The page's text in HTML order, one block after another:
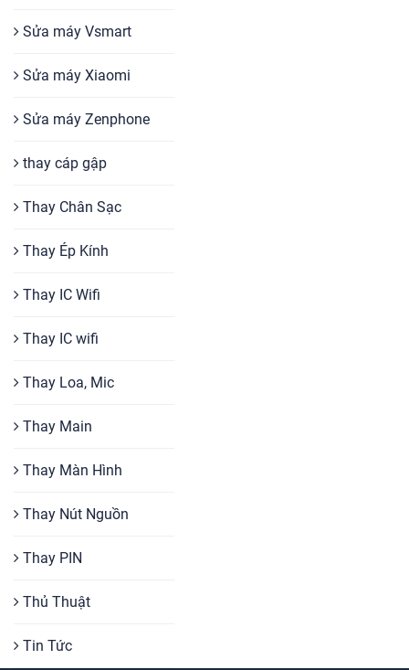
Sửa máy Vsmart
Sửa máy Xiaomi
Sửa máy Zenphone
thay cáp gập
Thay Chân Sạc
Thay Ép Kính
Thay IC Wifi
Thay IC wifi
Thay Loa, Mic
Thay Main
Thay Màn Hình
Thay Nút Nguồn
Thay PIN
Thủ Thuật
Tin Tức